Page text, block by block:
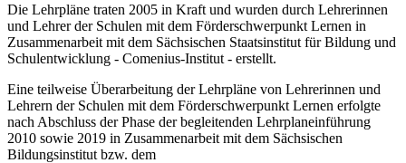
Die Lehrpläne traten 2005 in Kraft und wurden durch Lehrerinnen
und Lehrer der Schulen mit dem Förderschwerpunkt Lernen in
Zusammenarbeit mit dem Sächsischen Staatsinstitut für Bildung und
Schulentwicklung - Comenius-Institut - erstellt.
Eine teilweise Überarbeitung der Lehrpläne von Lehrerinnen und
Lehrern der Schulen mit dem Förderschwerpunkt Lernen erfolgte
nach Abschluss der Phase der begleitenden Lehrplaneinführung
2010 sowie 2019 in Zusammenarbeit mit dem Sächsischen
Bildungsinstitut bzw. dem